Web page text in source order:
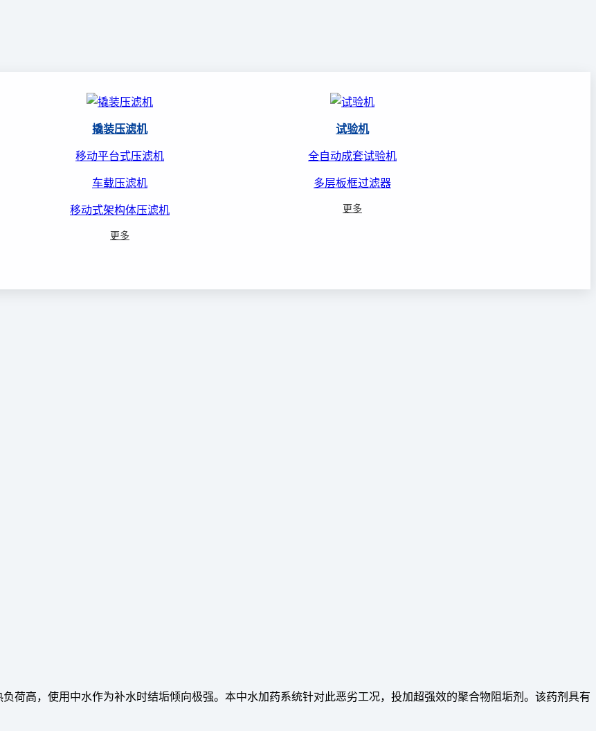
撬装压滤机
移动平台式压滤机
车载压滤机
移动式架构体压滤机
更多
试验机
全自动成套试验机
多层板框过滤器
更多
荷高，使用中水作为补水时结垢倾向极强。本中水加药系统针对此恶劣工况，投加超强效的聚合物阻垢剂。该药剂具有